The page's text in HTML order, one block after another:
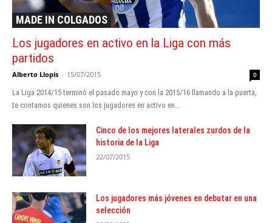
MADE IN COLGADOS
Los jugadores en activo en la Liga con más
partidos
Alberto Llopis - 15/07/2015 0
La Liga 2014/15 terminó el pasado mayo y con la 2015/16 llamando a la puerta,
te contamos quienes son los jugadores en activo en...
Cinco de los mejores laterales zurdos de la
historia de la Liga
22/07/2015
Los jugadores más jóvenes en debutar en una
selección